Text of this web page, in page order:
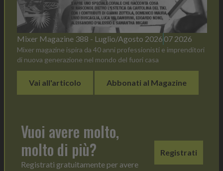
Mixer Magazine 388 - Luglio/Agosto 2026 07 2026
Mixer magazine ispira da 40 anni professionisti e imprenditori
di nuova generazione nel mondo del fuori casa
Vai all'articolo Abbonati al Magazine
Vuoi avere molto,
molto di più?
Registrati gratuitamente per avere
Registrati